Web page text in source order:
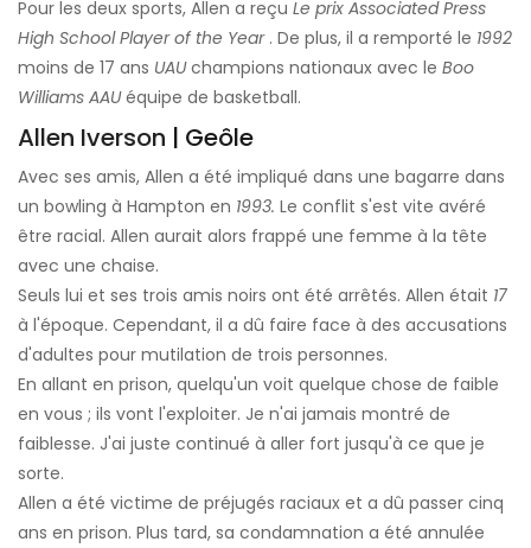
Pour les deux sports, Allen a reçu Le prix Associated Press
High School Player of the Year. De plus, il a remporté le 1992
moins de 17 ans UAUchampions nationaux avec le Boo
Williams AAUéquipe de basketball.
Allen Iverson | Geôle
Avec ses amis, Allen a été impliqué dans une bagarre dans
un bowling à Hampton en 1993. Le conflit s'est vite avéré
être racial. Allen aurait alors frappé une femme à la tête
avec une chaise.
Seuls lui et ses trois amis noirs ont été arrêtés. Allen était 17
à l'époque. Cependant, il a dû faire face à des accusations
d'adultes pour mutilation de trois personnes.
En allant en prison, quelqu'un voit quelque chose de faible
en vous ; ils vont l'exploiter. Je n'ai jamais montré de
faiblesse. J'ai juste continué à aller fort jusqu'à ce que je
sorte.
Allen a été victime de préjugés raciaux et a dû passer cinq
ans en prison. Plus tard, sa condamnation a été annulée